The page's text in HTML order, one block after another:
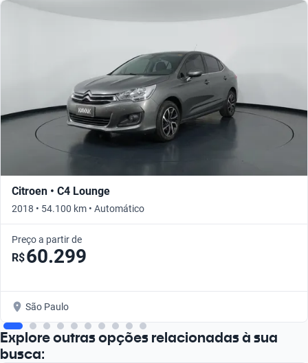
Citroen • C4 Lounge
2018 • 54.100 km • Automático
Preço a partir de
R$60.299
São Paulo
Explore outras opções relacionadas à sua
busca: